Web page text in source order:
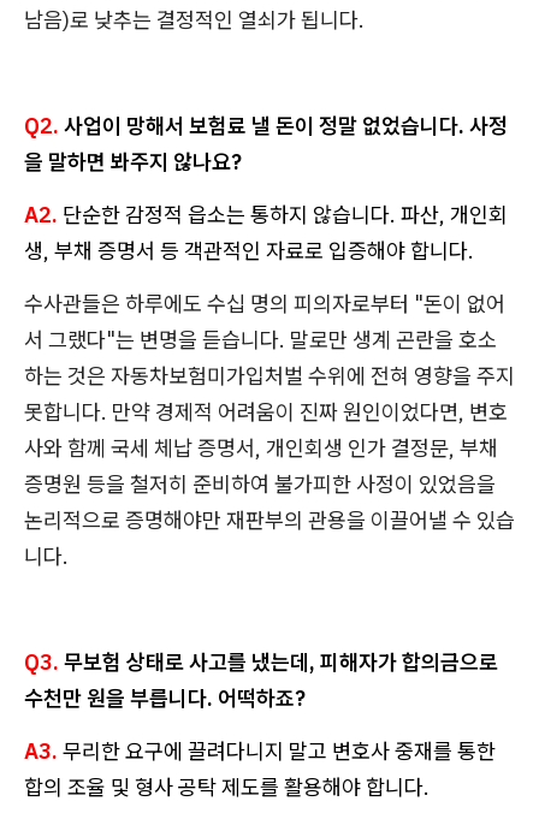
남음)로 낮추는 결정적인 열쇠가 됩니다.
Q2. 사업이 망해서 보험료 낼 돈이 정말 없었습니다. 사정
을 말하면 봐주지 않나요?
A2. 단순한 감정적 읍소는 통하지 않습니다. 파산, 개인회
생, 부채 증명서 등 객관적인 자료로 입증해야 합니다.
수사관들은 하루에도 수십 명의 피의자로부터 "돈이 없어
서 그랬다"는 변명을 듣습니다. 말로만 생계 곤란을 호소
하는 것은 자동차보험미가입처벌 수위에 전혀 영향을 주지
못합니다. 만약 경제적 어려움이 진짜 원인이었다면, 변호
사와 함께 국세 체납 증명서, 개인회생 인가 결정문, 부채
증명원 등을 철저히 준비하여 불가피한 사정이 있었음을
논리적으로 증명해야만 재판부의 관용을 이끌어낼 수 있습
니다.
Q3. 무보험 상태로 사고를 냈는데, 피해자가 합의금으로
수천만 원을 부릅니다. 어떡하죠?
A3. 무리한 요구에 끌려다니지 말고 변호사 중재를 통한
합의 조율 및 형사 공탁 제도를 활용해야 합니다.